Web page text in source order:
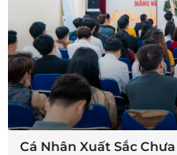
Cá Nhân Xuất Sắc